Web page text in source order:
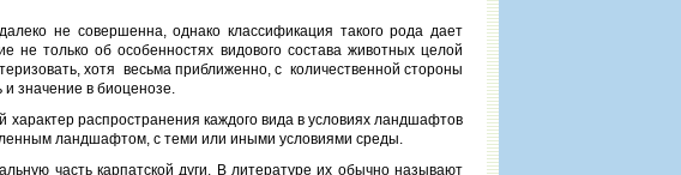
не совершенна, однако классификация такого рода дает
не только об особенностях видового состава животных целой
хотя весьма приближенно, с количественной стороны
значение в биоценозе.
распространения каждого вида в условиях ландшафтов
ландшафтом, с теми или иными условиями среды.
часть карпатской дуги. В литературе их обычно называют